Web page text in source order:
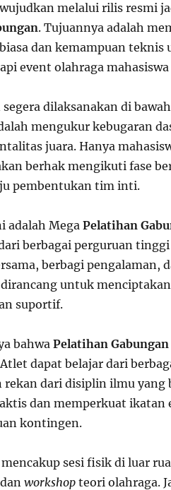
melalui rilis resmi
. Tujuannya adalah
dan kemampuan teknis
event olahraga
segera dilaksanakan di
mengukur kebugaran
juara. Hanya
berhak mengikuti fase
pembentukan tim inti.
adalah Mega Pelatihan
berbagai perguruan tinggi
berbagi pengalaman,
untuk
suportif.
bahwa Pelatihan Gabungan
dapat belajar dari
dari disiplin ilmu yang
dan memperkuat ikatan
kontingen.
sesi fisik di luar
workshopteori olahraga.